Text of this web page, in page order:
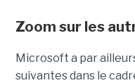
Zoom sur les
Microsoft a par
suivantes dans le